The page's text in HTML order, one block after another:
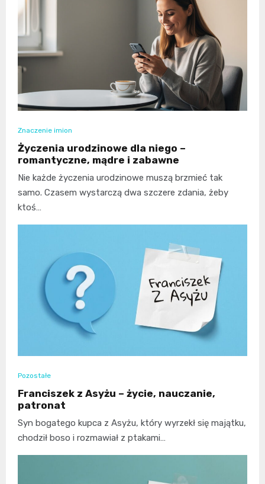
Znaczenie imion
Życzenia urodzinowe dla niego –
romantyczne, mądre i zabawne
Nie każde życzenia urodzinowe muszą brzmieć tak
samo. Czasem wystarczą dwa szczere zdania, żeby
ktoś…
Pozostałe
Franciszek z Asyżu – życie, nauczanie,
patronat
Syn bogatego kupca z Asyżu, który wyrzekł się majątku,
chodził boso i rozmawiał z ptakami…